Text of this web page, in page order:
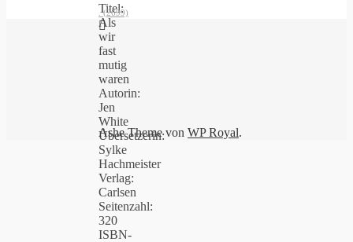
Titel:
Als
wir
fast
mutig
waren
Autorin:
Jen
White
Übersetzerin:
Sylke
Hachmeister
Verlag:
Carlsen
Seitenzahl:
320
ISBN-
.(2699)
Ashe Theme von WP Royal.